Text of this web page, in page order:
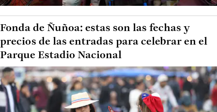
Fonda de Ñuñoa: estas son las fechas y
precios de las entradas para celebrar en el
Parque Estadio Nacional